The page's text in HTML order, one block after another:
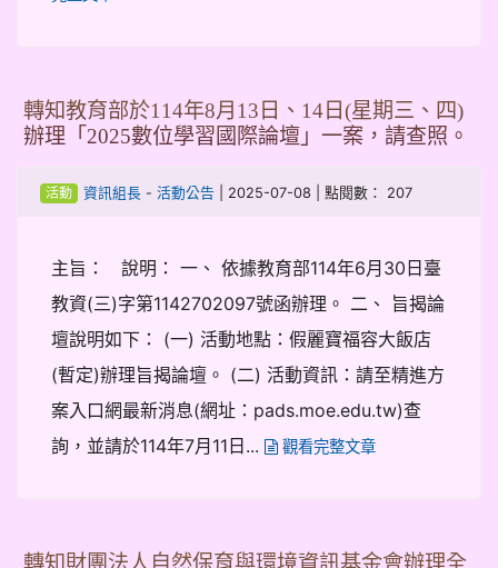
轉知教育部於114年8月13日、14日(星期三、四)
辦理「2025數位學習國際論壇」一案，請查照。
活動 資訊組長- 活動公告 | 2025-07-08 | 點閱數： 207
主旨： 說明： 一、 依據教育部114年6月30日臺
教資(三)字第1142702097號函辦理。 二、 旨揭論
壇說明如下： (一) 活動地點：假麗寶福容大飯店
(暫定)辦理旨揭論壇。 (二) 活動資訊：請至精進方
案入口網最新消息(網址：pads.moe.edu.tw)查
詢，並請於114年7月11日...
觀看完整文章
轉知財團法人自然保育與環境資訊基金會辦理全